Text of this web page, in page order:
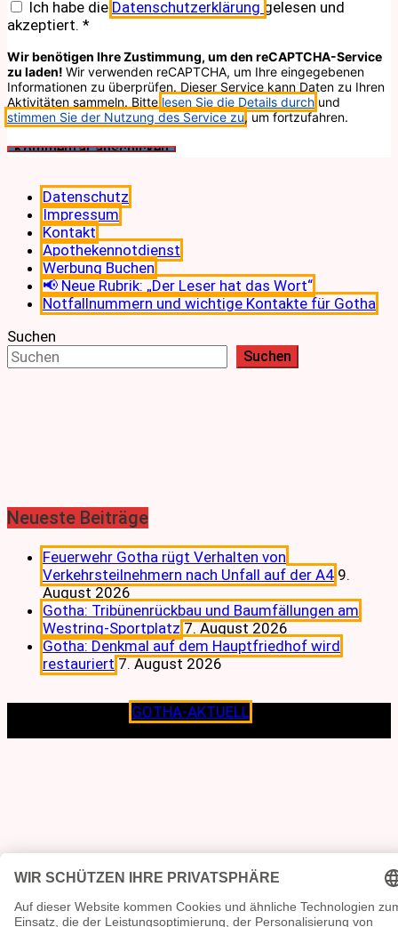
Ich habe die Datenschutzerklärung gelesen und
akzeptiert. *
Wir benötigen Ihre Zustimmung, um den reCAPTCHA-Service
zu laden! Wir verwenden reCAPTCHA, um Ihre eingegebenen
Informationen zu überprüfen. Dieser Service kann Daten zu Ihren
Aktivitäten sammeln. Bitte lesen Sie die Details durch und
stimmen Sie der Nutzung des Service zu, um fortzufahren.
Datenschutz
Impressum
Kontakt
Apothekennotdienst
Werbung Buchen
📢 Neue Rubrik: „Der Leser hat das Wort“
Notfallnummern und wichtige Kontakte für Gotha
Suchen
Suchen
Neueste Beiträge
Feuerwehr Gotha rügt Verhalten von
Verkehrsteilnehmern nach Unfall auf der A4 9.
August 2026
Gotha: Tribünenrückbau und Baumfällungen am
Westring-Sportplatz 7. August 2026
Gotha: Denkmal auf dem Hauptfriedhof wird
restauriert 7. August 2026
GOTHA-AKTUELL
Lokalen verpflichtet.